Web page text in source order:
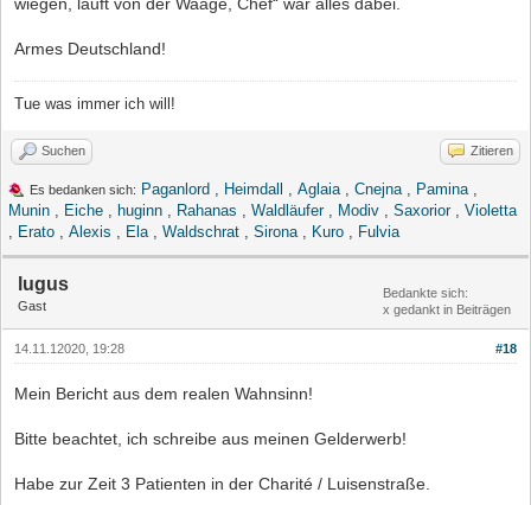
wiegen, läuft von der Waage, Chef“ war alles dabei.
Armes Deutschland!
Tue was immer ich will!
Suchen Zitieren
Es bedanken sich: Paganlord , Heimdall , Aglaia, Cnejna, Pamina,
Munin , Eiche , huginn , Rahanas , Waldläufer, Modiv , Saxorior, Violetta
, Erato , Alexis , Ela, Waldschrat , Sirona, Kuro , Fulvia
lugus
Gast
Bedankte sich:
x gedankt in Beiträgen
#18
14.11.12020, 19:28
Mein Bericht aus dem realen Wahnsinn!
Bitte beachtet, ich schreibe aus meinen Gelderwerb!
Habe zur Zeit 3 Patienten in der Charité / Luisenstraße.